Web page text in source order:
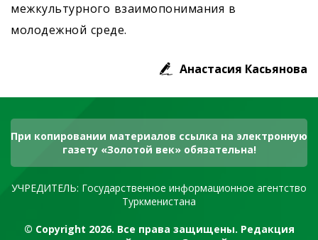
межкультурного взаимопонимания в
молодежной среде.
Анастасия Касьянова
При копировании материалов ссылка на электронную
газету «Золотой век» обязательна!
УЧРЕДИТЕЛЬ: Государственное информационное агентство
Туркменистана
© Copyright 2026. Все права защищены. Редакция